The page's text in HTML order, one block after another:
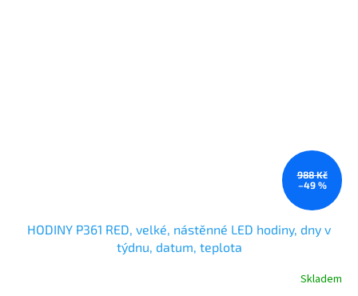
988 Kč
–49 %
HODINY P361 RED, velké, nástěnné LED hodiny, dny v
týdnu, datum, teplota
Skladem